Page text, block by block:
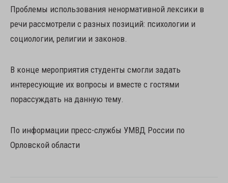
Проблемы использования ненормативной лексики в
речи рассмотрели с разных позиций: психологии и
социологии, религии и законов.
В конце мероприятия студенты смогли задать
интересующие их вопросы и вместе с гостями
порассуждать на данную тему.
По информации пресс-службы УМВД России по
Орловской области